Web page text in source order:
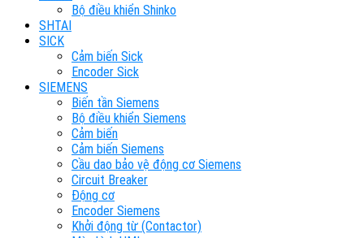
Bộ điều khiển Shinko
SHTAI
SICK
Cảm biến Sick
Encoder Sick
SIEMENS
Biến tần Siemens
Bộ điều khiển Siemens
Cảm biến
Cảm biến Siemens
Cầu dao bảo vệ động cơ Siemens
Circuit Breaker
Động cơ
Encoder Siemens
Khởi động từ (Contactor)